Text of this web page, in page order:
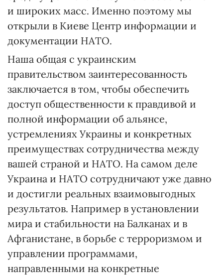
и широких масс. Именно поэтому мы
открыли в Киеве Центр информации и
документации НАТО.
Наша общая с украинским
правительством заинтересованность
заключается в том, чтобы обеспечить
доступ общественности к правдивой и
полной информации об альянсе,
устремлениях Украины и конкретных
преимуществах сотрудничества между
вашей страной и НАТО. На самом деле
Украина и НАТО сотрудничают уже давно
и достигли реальных взаимовыгодных
результатов. Например в установлении
мира и стабильности на Балканах и в
Афганистане, в борьбе с терроризмом и
управлении программами,
направленными на конкретные